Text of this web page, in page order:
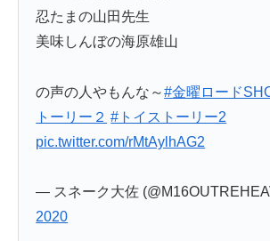
忍たまの山田先生
美味しんぼの海原雄山
の声の人やもんな～#金曜ロード
トーリー２ #トイストーリー2
pic.twitter.com/rMtAylhAG2
— スネーク大佐
2020